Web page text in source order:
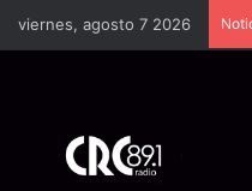
viernes, agosto 7 2026